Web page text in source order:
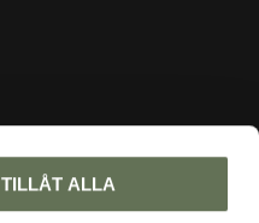
TILLÅT ALLA